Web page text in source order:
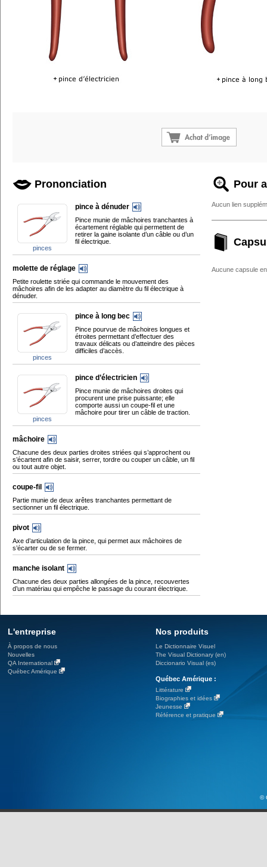
Prononciation
pinces
pince à dénuder
Pince munie de mâchoires tranchantes à
écartement réglable qui permettent de
retirer la gaine isolante d’un câble ou d’un
fil électrique.
molette de réglage
Petite roulette striée qui commande le mouvement des
mâchoires afin de les adapter au diamètre du fil électrique à
dénuder.
pinces
pince à long bec
Pince pourvue de mâchoires longues et
étroites permettant d’effectuer des
travaux délicats ou d’atteindre des pièces
difficiles d’accès.
pinces
pince d’électricien
Pince munie de mâchoires droites qui
procurent une prise puissante; elle
comporte aussi un coupe-fil et une
mâchoire pour tirer un câble de traction.
mâchoire
Chacune des deux parties droites striées qui s’approchent ou
s’écartent afin de saisir, serrer, tordre ou couper un câble, un fil
ou tout autre objet.
coupe-fil
Partie munie de deux arêtes tranchantes permettant de
sectionner un fil électrique.
pivot
Axe d’articulation de la pince, qui permet aux mâchoires de
s’écarter ou de se fermer.
manche isolant
Chacune des deux parties allongées de la pince, recouvertes
d’un matériau qui empêche le passage du courant électrique.
Pour
Aucun lien
Aucune capsule
L'entreprise
À propos de nous
Nouvelles
QA International
Québec Amérique
Nos produits
Le Dictionnaire Visuel
The Visual Dictionary (en)
Diccionario Visual (es)
Québec Amérique :
Littérature
Biographies et idées
Jeunesse
Référence et pratique
©